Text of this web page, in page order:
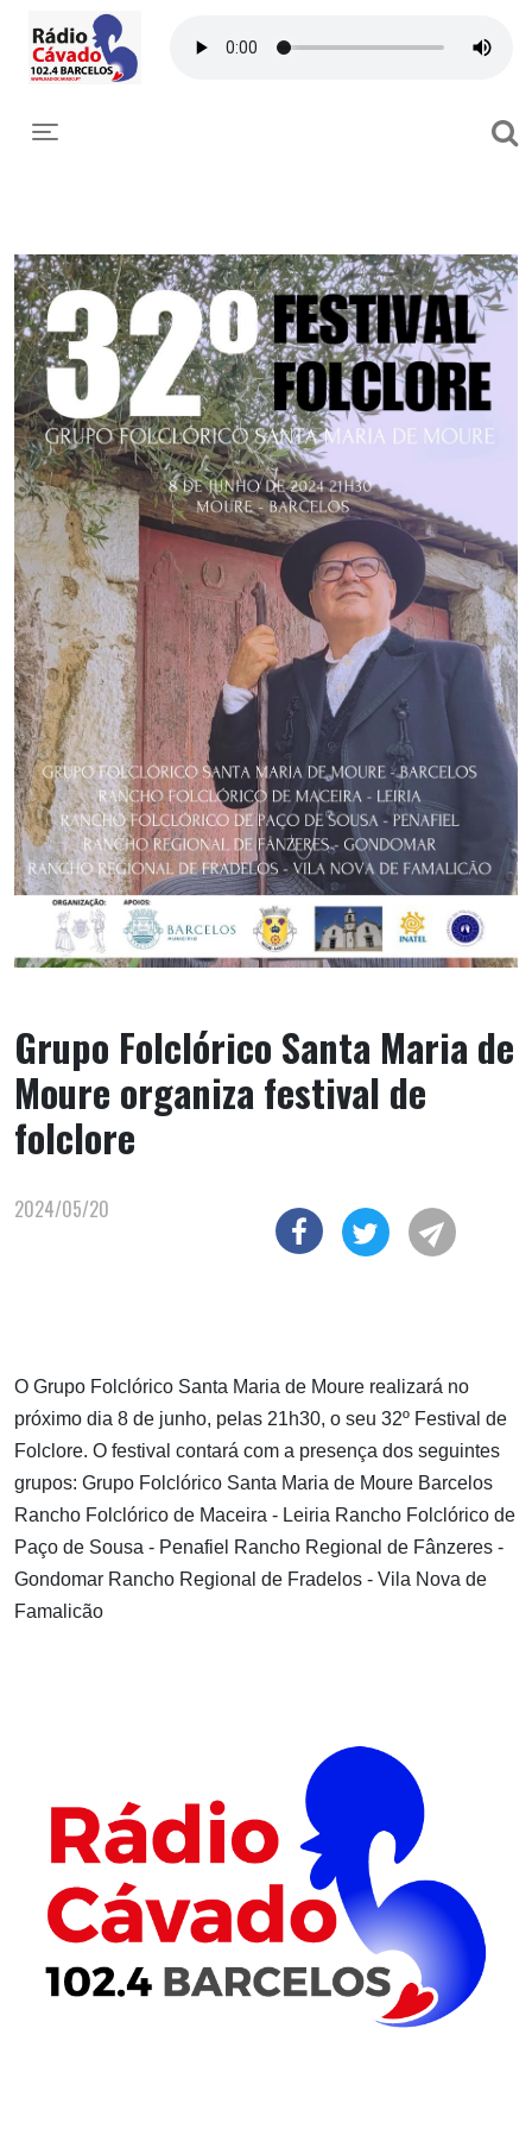
Toggle navigation
Grupo Folclórico Santa Maria de
Moure organiza festival de
folclore
2024/05/20
O Grupo Folclórico Santa Maria de Moure realizará no
próximo dia 8 de junho, pelas 21h30, o seu 32º Festival de
Folclore. O festival contará com a presença dos seguintes
grupos: Grupo Folclórico Santa Maria de Moure Barcelos
Rancho Folclórico de Maceira - Leiria Rancho Folclórico de
Paço de Sousa - Penafiel Rancho Regional de Fânzeres -
Gondomar Rancho Regional de Fradelos - Vila Nova de
Famalicão